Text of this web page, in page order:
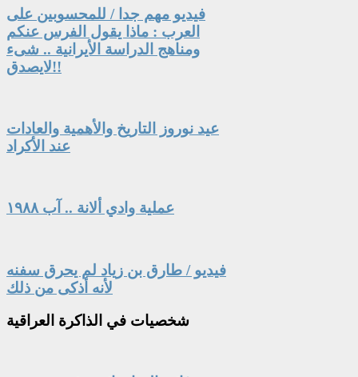
فيديو مهم جدا / للمحسوبين على
العرب : ماذا يقول الفرس عنكم
ومناهج الدراسة الأيرانية .. شىء
لايصدق!!
عيد نوروز التاريخ والأهمية والعادات
عند الأكراد
عملية وادي ألانة .. آب ١٩٨٨
فيديو / طارق بن زياد لم يحرق سفنه
لأنه أذكى من ذلك
شخصيات في الذاكرة العراقية